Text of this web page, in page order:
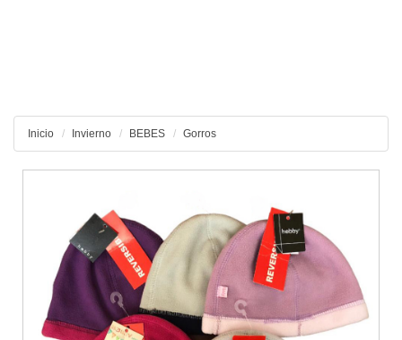
Inicio Invierno BEBES Gorros